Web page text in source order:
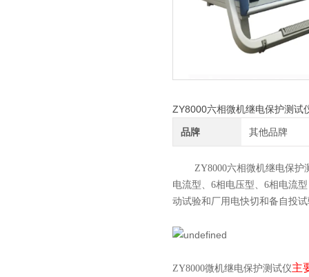
ZY8000六相微机继电保护测试
品牌 其他品牌
ZY8000六相微机继电保护
电流型、6相电压型、6相电流
动试验和厂用电快切和备自投
ZY8000微机继电保护测试仪主